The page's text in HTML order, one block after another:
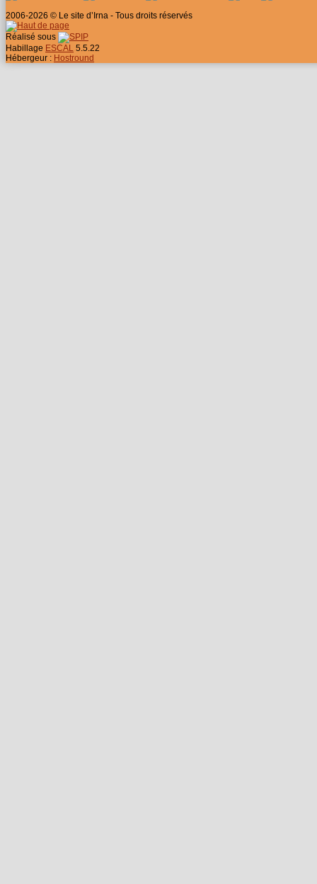
2006-2026 © Le site d’Irna - Tous droits réservés
Réalisé sous
Habillage ESCAL 5.5.22
Hébergeur : Hostround